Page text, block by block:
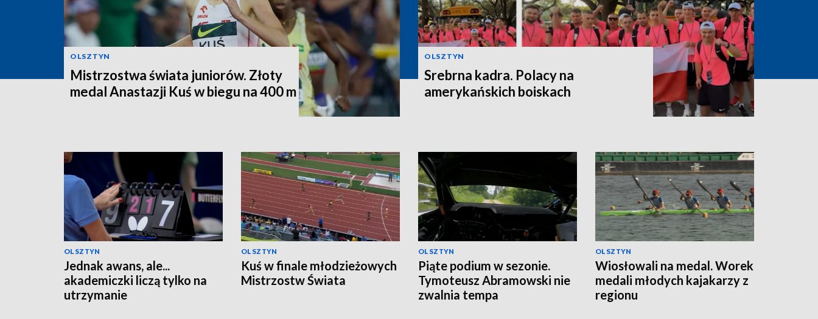
OLSZTYN
Mistrzostwa świata juniorów. Złoty
medal Anastazji Kuś w biegu na 400 m
OLSZTYN
Srebrna kadra. Polacy na
amerykańskich boiskach
OLSZTYN
Jednak awans, ale...
akademiczki liczą tylko na
utrzymanie
OLSZTYN
Kuś w finale młodzieżowych
Mistrzostw Świata
OLSZTYN
Piąte podium w sezonie.
Tymoteusz Abramowski nie
zwalnia tempa
OLSZTYN
Wiosłowali na medal. Worek
medali młodych kajakarzy z
regionu